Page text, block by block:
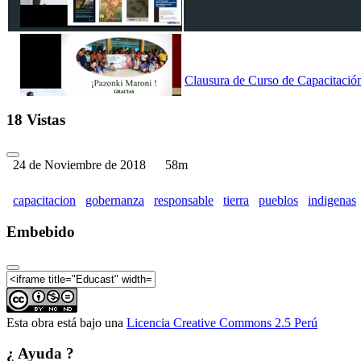
Clausura de Curso de
18 Vistas
24 de Noviembre de 2018 58m
capacitacion gobernanza responsable tierra pueblos indigenas
Embebido
Esta obra está bajo una Licencia Creative Commons 2.5 Perú
¿ Ayuda ?